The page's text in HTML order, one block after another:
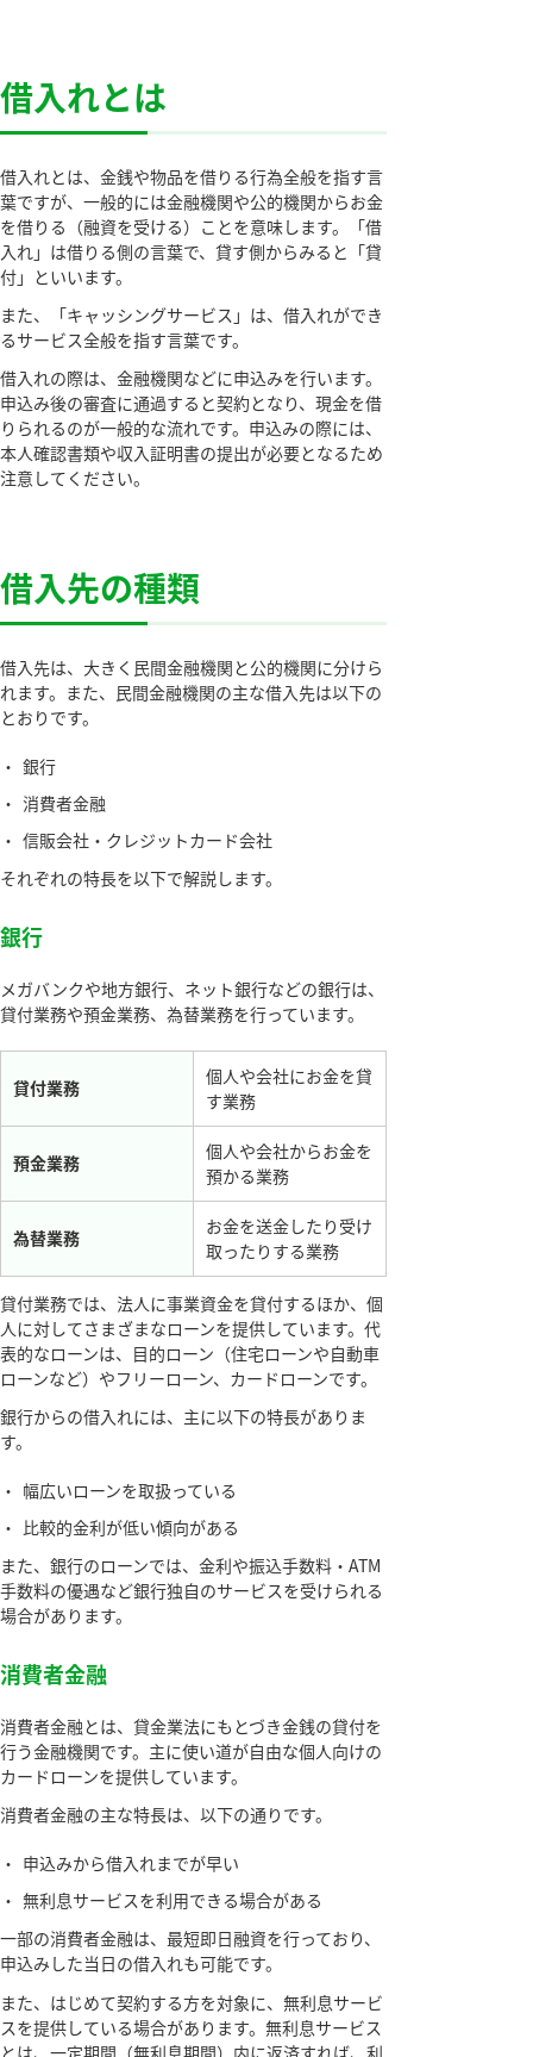
借入れとは
借入れとは、金銭や物品を借りる行為全般を指す言
葉ですが、一般的には金融機関や公的機関からお金
を借りる（融資を受ける）ことを意味します。「借
入れ」は借りる側の言葉で、貸す側からみると「貸
付」といいます。
また、「キャッシングサービス」は、借入れができ
るサービス全般を指す言葉です。
借入れの際は、金融機関などに申込みを行います。
申込み後の審査に通過すると契約となり、現金を借
りられるのが一般的な流れです。申込みの際には、
本人確認書類や収入証明書の提出が必要となるため
注意してください。
借入先の種類
借入先は、大きく民間金融機関と公的機関に分けら
れます。また、民間金融機関の主な借入先は以下の
とおりです。
・ 銀行
・ 消費者金融
・ 信販会社・クレジットカード会社
それぞれの特長を以下で解説します。
銀行
メガバンクや地方銀行、ネット銀行などの銀行は、
貸付業務や預金業務、為替業務を行っています。
貸付業務
個人や会社にお金を貸
す業務
預金業務
個人や会社からお金を
預かる業務
為替業務
お金を送金したり受け
取ったりする業務
貸付業務では、法人に事業資金を貸付するほか、個
人に対してさまざまなローンを提供しています。代
表的なローンは、目的ローン（住宅ローンや自動車
ローンなど）やフリーローン、カードローンです。
銀行からの借入れには、主に以下の特長がありま
す。
・ 幅広いローンを取扱っている
・ 比較的金利が低い傾向がある
また、銀行のローンでは、金利や振込手数料・ATM
手数料の優遇など銀行独自のサービスを受けられる
場合があります。
消費者金融
消費者金融とは、貸金業法にもとづき金銭の貸付を
行う金融機関です。主に使い道が自由な個人向けの
カードローンを提供しています。
消費者金融の主な特長は、以下の通りです。
・ 申込みから借入れまでが早い
・ 無利息サービスを利用できる場合がある
一部の消費者金融は、最短即日融資を行っており、
申込みした当日の借入れも可能です。
また、はじめて契約する方を対象に、無利息サービ
スを提供している場合があります。無利息サービス
とは、一定期間（無利息期間）内に返済すれば、利